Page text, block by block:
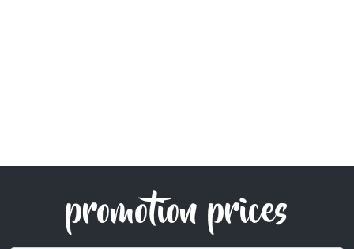
promotion prices